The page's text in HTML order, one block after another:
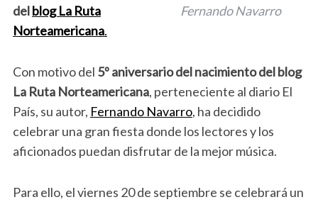
Fernando Navarro
delblog La Ruta
Norteamericana.
Con motivo del 5º aniversario del nacimiento del blog
La Ruta Norteamericana, perteneciente al diario El
País, su autor, Fernando Navarro, ha decidido
celebrar una gran fiesta donde los lectores y los
aficionados puedan disfrutar de la mejor música.
Para ello, el viernes 20 de septiembre se celebrará un